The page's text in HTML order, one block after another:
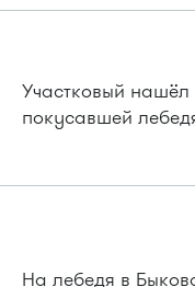
Участковый
покусавшей
На лебедя в